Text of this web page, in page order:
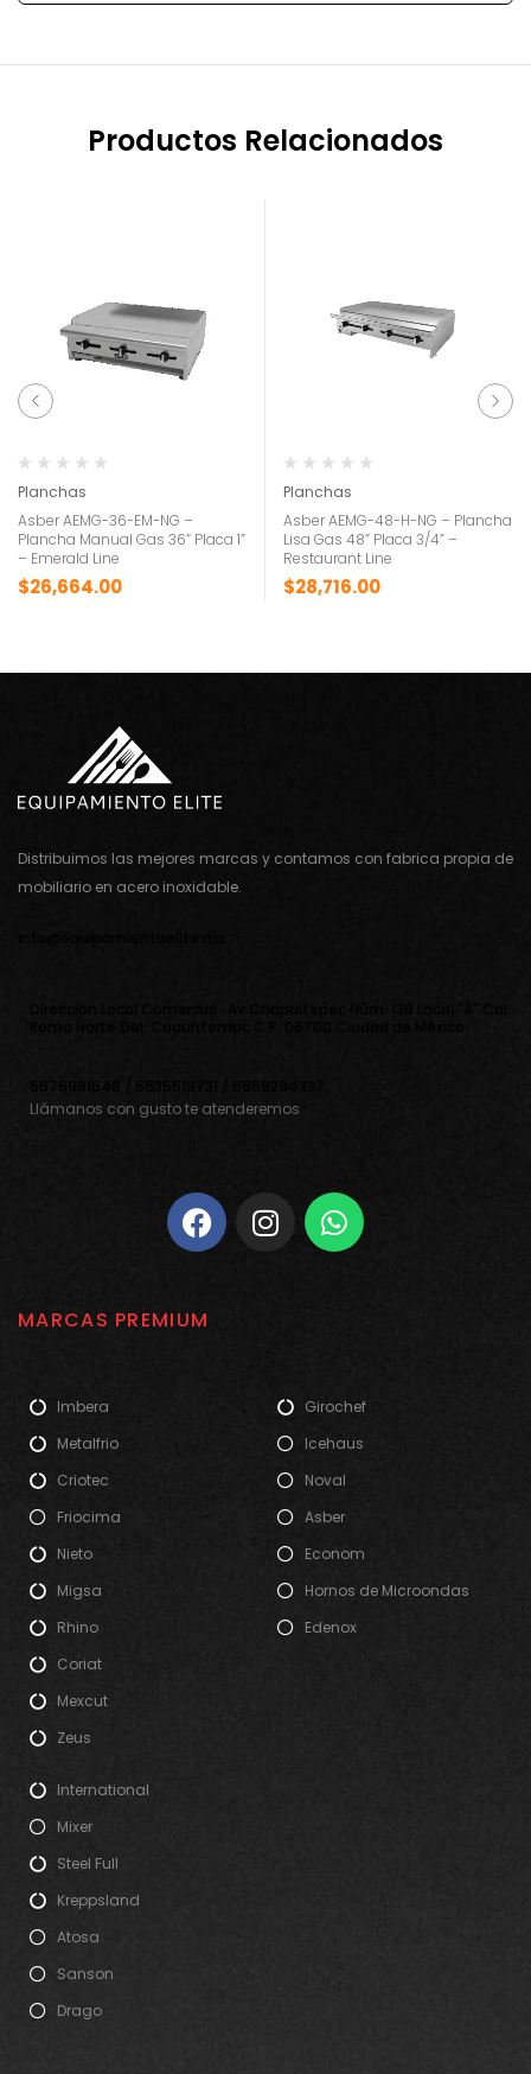
Productos Relacionados
Planchas
Asber AEMG-36-EM-NG –
Plancha Manual Gas 36” Placa 1”
– Emerald Line
$26,664.00
Planchas
Asber AEMG-48-H-NG – Plancha
Lisa Gas 48” Placa 3/4” –
Restaurant Line
$28,716.00
Distribuimos las mejores marcas y contamos con fabrica propia de
mobiliario en acero inoxidable.
Llámanos con gusto te atenderemos
MARCAS PREMIUM
Imbera
Metalfrio
Criotec
Friocima
Nieto
Migsa
Rhino
Coriat
Mexcut
Zeus
Girochef
Icehaus
Noval
Asber
Econom
Hornos de Microondas
Edenox
International
Mixer
Steel Full
Kreppsland
Atosa
Sanson
Drago